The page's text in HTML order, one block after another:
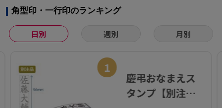
角型印・一行印のランキング
日別 週別 月別
1
慶弔おなまえス
タンプ【別注